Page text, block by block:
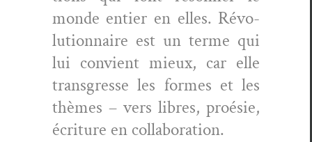
monde entier en elles. Révo­
lu­tion­naire est un terme qui
lui con­vient mieux, car elle
trans­gresse les formes et les
thèmes – vers libres, proésie,
écri­t­ure en collaboration.